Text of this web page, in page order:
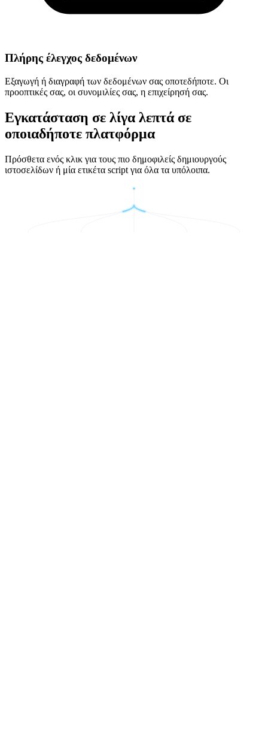
Πλήρης έλεγχος δεδομένων
Εξαγωγή ή διαγραφή των δεδομένων σας οποτεδήποτε. Οι
προοπτικές σας, οι συνομιλίες σας, η επιχείρησή σας.
Εγκατάσταση σε λίγα λεπτά σε
οποιαδήποτε πλατφόρμα
Πρόσθετα ενός κλικ για τους πιο δημοφιλείς δημιουργούς
ιστοσελίδων ή μία ετικέτα script για όλα τα υπόλοιπα.